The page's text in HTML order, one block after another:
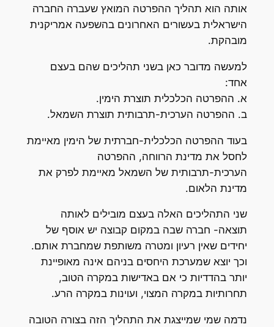
אותה הוא תהליך ההפרטה המואץ שעברה החברה
הישראלית בעשורים האחרונים בהשפעה אמריקנית
מובהקת.
למעשה מדובר כאן בשני תהליכים שהם בעצם
אחד:
א. ההפרטה הכלכלית תוצרת הימין.
ב. ההפרטה הערכית-תרבותית תוצרת השמאל.
בעוד ההפרטה הכלכלית-חברתית של הימין מאיימת
לחסל את מדינת הרווחה, ההפרטה
הערכית-תרבותית של השמאל מאיימת לפרק את
מדינת הלאום.
שני התהליכים האלה בעצם מובילים לאותה
תוצאה- חברה שבה במקום קבוצה יש אוסף של
יחידים שאין רעיון ומטרה משותפת שמחברת אותם.
וכך יוצא שמערכת היחסים בניהם אינה מאופיינת
יותר בהדדיות כי אם באדישות במקרה הטוב,
תחרותיות במקרה המצוי, ועוינות במקרה הרע.
נדמה שמי שמייצגת את התהליך הזה בצורה הטובה